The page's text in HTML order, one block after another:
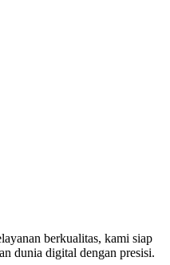
berkualitas, kami siap
dunia digital dengan presisi.